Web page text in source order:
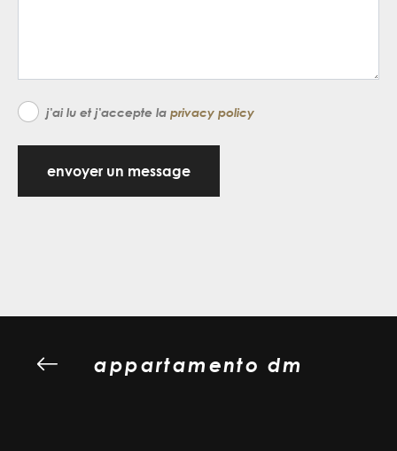
j'ai lu et j'accepte la privacy policy
envoyer un message
appartamento dm